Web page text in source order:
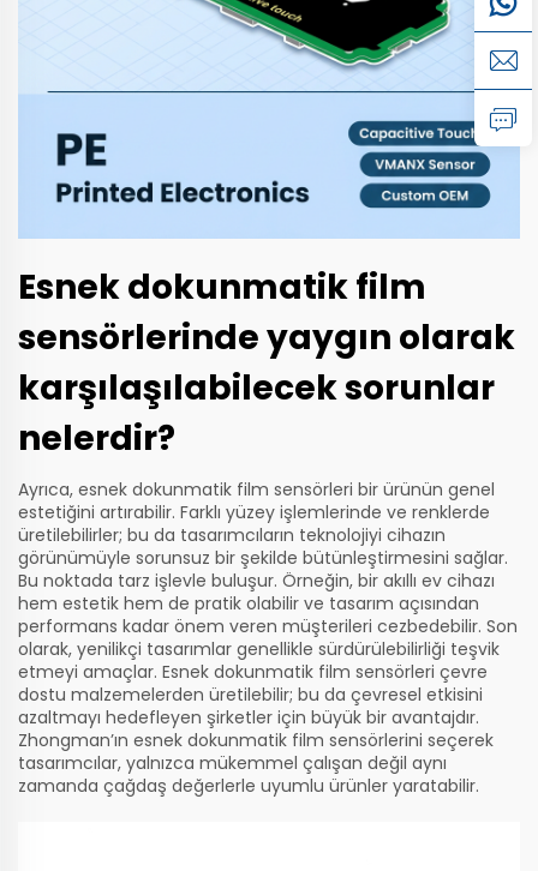
Esnek dokunmatik film
sensörlerinde yaygın olarak
karşılaşılabilecek sorunlar
nelerdir?
Ayrıca, esnek dokunmatik film sensörleri bir ürünün genel
estetiğini artırabilir. Farklı yüzey işlemlerinde ve renklerde
üretilebilirler; bu da tasarımcıların teknolojiyi cihazın
görünümüyle sorunsuz bir şekilde bütünleştirmesini sağlar.
Bu noktada tarz işlevle buluşur. Örneğin, bir akıllı ev cihazı
hem estetik hem de pratik olabilir ve tasarım açısından
performans kadar önem veren müşterileri cezbedebilir. Son
olarak, yenilikçi tasarımlar genellikle sürdürülebilirliği teşvik
etmeyi amaçlar. Esnek dokunmatik film sensörleri çevre
dostu malzemelerden üretilebilir; bu da çevresel etkisini
azaltmayı hedefleyen şirketler için büyük bir avantajdır.
Zhongman’ın esnek dokunmatik film sensörlerini seçerek
tasarımcılar, yalnızca mükemmel çalışan değil aynı
zamanda çağdaş değerlerle uyumlu ürünler yaratabilir.